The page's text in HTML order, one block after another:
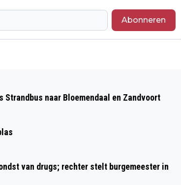
Abonneren
naar Bloemendaal en Zandvoort
van drugs; rechter stelt burgemeester in